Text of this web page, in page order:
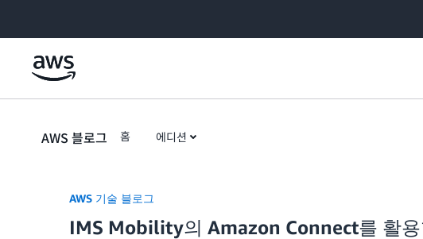
AWS 블로그 홈 에디션
AWS 기술 블로그
IMS Mobility의 Amazon Connect를 활